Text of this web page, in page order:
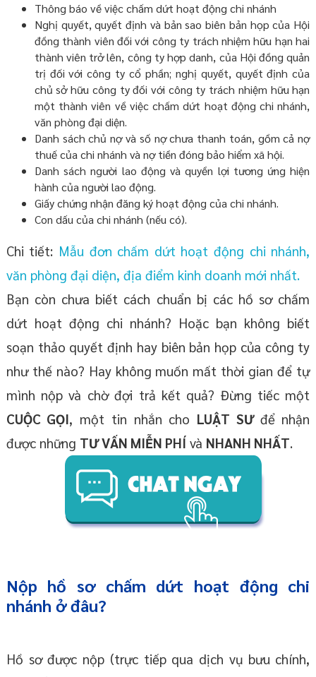
Thông báo về việc chấm dứt hoạt động chi nhánh
Nghị quyết, quyết định và bản sao biên bản họp của Hội
đồng thành viên đối với công ty trách nhiệm hữu hạn hai
thành viên trở lên, công ty hợp danh, của Hội đồng quản
trị đối với công ty cổ phần; nghị quyết, quyết định của
chủ sở hữu công ty đối với công ty trách nhiệm hữu hạn
một thành viên về việc chấm dứt hoạt động chi nhánh,
văn phòng đại diện.
Danh sách chủ nợ và số nợ chưa thanh toán, gồm cả nợ
thuế của chi nhánh và nợ tiền đóng bảo hiểm xã hội.
Danh sách người lao động và quyền lợi tương ứng hiện
hành của người lao động.
Giấy chứng nhận đăng ký hoạt động của chi nhánh.
Con dấu của chi nhánh (nếu có).
Chi tiết: Mẫu đơn chấm dứt hoạt động chi nhánh,
văn phòng đại diện, địa điểm kinh doanh mới nhất.
Bạn còn chưa biết cách chuẩn bị các hồ sơ chấm
dứt hoạt động chi nhánh? Hoặc bạn không biết
soạn thảo quyết định hay biên bản họp của công ty
như thế nào? Hay không muốn mất thời gian để tự
mình nộp và chờ đợi trả kết quả? Đừng tiếc một
CUỘC GỌI, một tin nhắn cho LUẬT SƯ để nhận
được những TƯ VẤN MIỄN PHÍvà NHANH NHẤT.
Nộp hồ sơ chấm dứt hoạt động chi
nhánh ở đâu?
Hồ sơ được nộp (trực tiếp qua dịch vụ bưu chính,